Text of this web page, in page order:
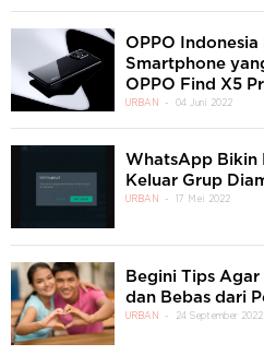
OPPO
Smartphone
OPPO Find X5
URBAN 04 Juni 2022
WhatsApp Bikin
Keluar Grup
URBAN 17 Mei 2022
Begini Tips
dan Bebas dari
URBAN 24 September 2022